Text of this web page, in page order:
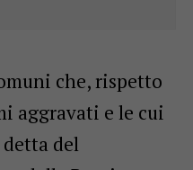
che, rispetto
aggravati e le cui
del